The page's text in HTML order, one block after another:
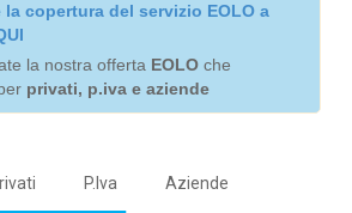
copertura del servizio EOLO a
la nostra offerta EOLO che
privati, p.iva e aziende
P.Iva Aziende